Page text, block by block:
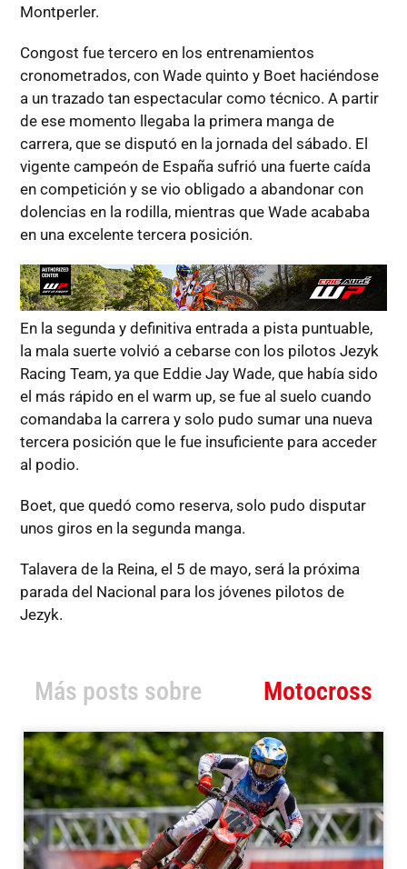
Montperler.
Congost fue tercero en los entrenamientos
cronometrados, con Wade quinto y Boet haciéndose
a un trazado tan espectacular como técnico. A partir
de ese momento llegaba la primera manga de
carrera, que se disputó en la jornada del sábado. El
vigente campeón de España sufrió una fuerte caída
en competición y se vio obligado a abandonar con
dolencias en la rodilla, mientras que Wade acababa
en una excelente tercera posición.
En la segunda y definitiva entrada a pista puntuable,
la mala suerte volvió a cebarse con los pilotos Jezyk
Racing Team, ya que Eddie Jay Wade, que había sido
el más rápido en el warm up, se fue al suelo cuando
comandaba la carrera y solo pudo sumar una nueva
tercera posición que le fue insuficiente para acceder
al podio.
Boet, que quedó como reserva, solo pudo disputar
unos giros en la segunda manga.
Talavera de la Reina, el 5 de mayo, será la próxima
parada del Nacional para los jóvenes pilotos de
Jezyk.
Más posts sobre Motocross